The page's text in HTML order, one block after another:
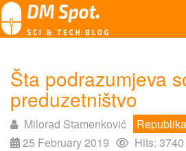
Šta podrazumjeva
preduzetništvo
Milorаd Stаmenković
25 February 2019
Hits: 3740